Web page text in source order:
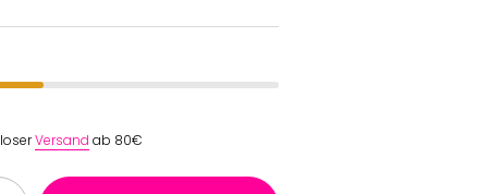
Versand ab 80€